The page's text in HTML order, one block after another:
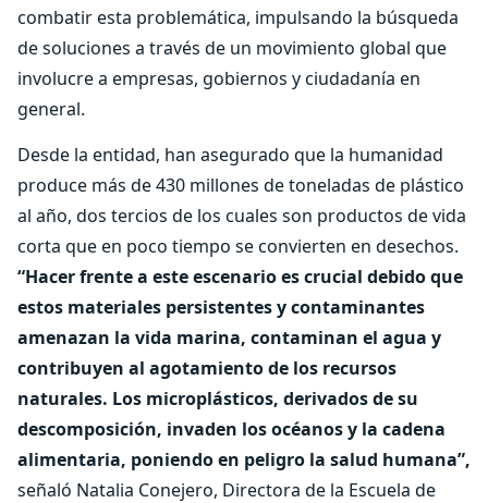
combatir esta problemática, impulsando la búsqueda
de soluciones a través de un movimiento global que
involucre a empresas, gobiernos y ciudadanía en
general.
Desde la entidad, han asegurado que la humanidad
produce más de 430 millones de toneladas de plástico
al año, dos tercios de los cuales son productos de vida
corta que en poco tiempo se convierten en desechos.
“Hacer frente a este escenario es crucial debido que
estos materiales persistentes y contaminantes
amenazan la vida marina, contaminan el agua y
contribuyen al agotamiento de los recursos
naturales. Los microplásticos, derivados de su
descomposición, invaden los océanos y la cadena
alimentaria, poniendo en peligro la salud humana”,
señaló Natalia Conejero, Directora de la Escuela de